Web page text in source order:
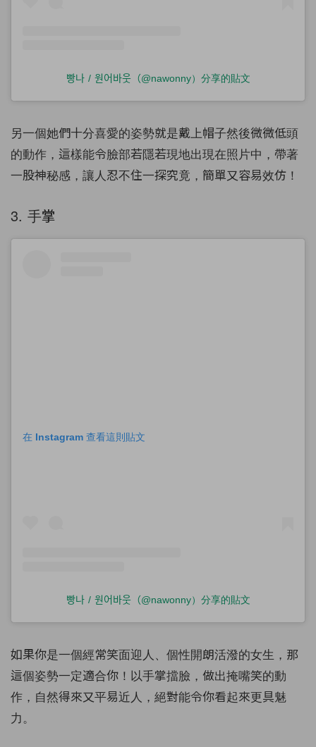
빵나 / 원어바웃（@nawonny）分享的貼文
另一個她們十分喜愛的姿勢就是戴上帽子然後微微低頭
的動作，這樣能令臉部若隱若現地出現在照片中，帶著
一股神秘感，讓人忍不住一探究竟，簡單又容易效仿！
3. 手掌
在 Instagram 查看這則貼文
빵나 / 원어바웃（@nawonny）分享的貼文
如果你是一個經常笑面迎人、個性開朗活潑的女生，那
這個姿勢一定適合你！以手掌擋臉，做出掩嘴笑的動
作，自然得來又平易近人，絕對能令你看起來更具魅
力。